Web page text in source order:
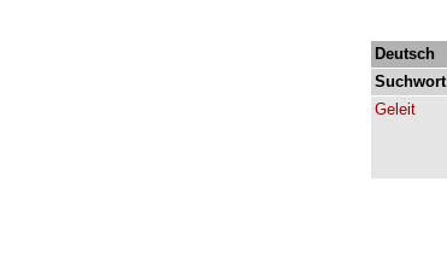
Deutsch
Suchwort
Geleit